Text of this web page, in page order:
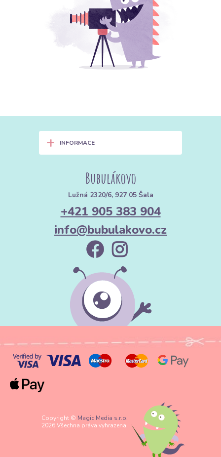
+ INFORMACE
Bubulákovo
Lužná 2320/6, 927 05 Šala
+421 905 383 904
info@bubulakovo.cz
Copyright © Magic Media s.r.o.
2026 Všechna práva vyhrazena